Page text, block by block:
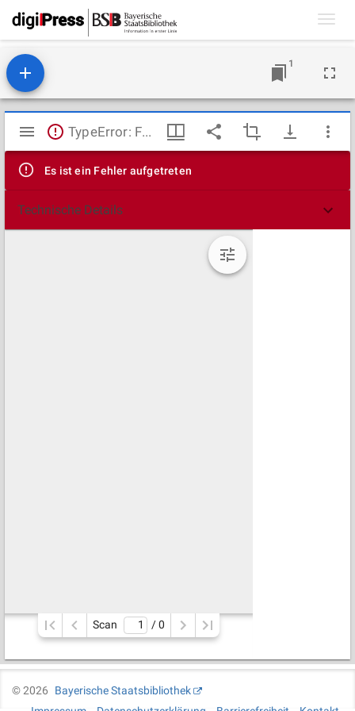
1
Mirador
Viewer
TypeError: Failed to fetch
Es ist ein Fehler aufgetreten
Technische Details
Scan / 0
©2026
Bayerische Staatsbibliothek